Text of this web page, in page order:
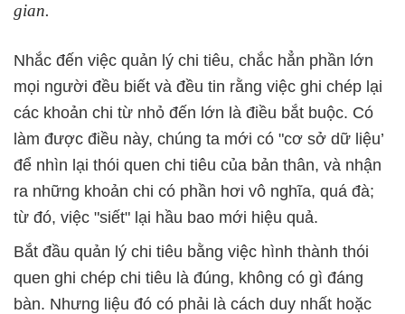
gian.
Nhắc đến việc quản lý chi tiêu, chắc hẳn phần lớn
mọi người đều biết và đều tin rằng việc ghi chép lại
các khoản chi từ nhỏ đến lớn là điều bắt buộc. Có
làm được điều này, chúng ta mới có "cơ sở dữ liệu’
để nhìn lại thói quen chi tiêu của bản thân, và nhận
ra những khoản chi có phần hơi vô nghĩa, quá đà;
từ đó, việc "siết" lại hầu bao mới hiệu quả.
Bắt đầu quản lý chi tiêu bằng việc hình thành thói
quen ghi chép chi tiêu là đúng, không có gì đáng
bàn. Nhưng liệu đó có phải là cách duy nhất hoặc